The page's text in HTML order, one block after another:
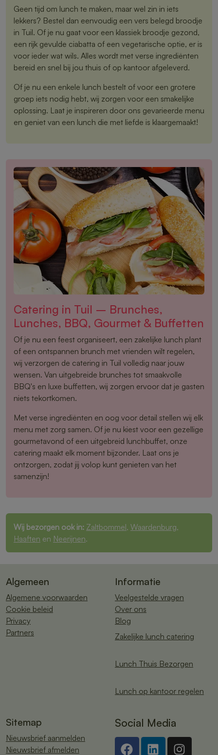
Geen tijd om lunch te maken, maar wel zin in iets
lekkers? Bestel dan eenvoudig een vers belegd broodje
in Tuil. Of je nu gaat voor een klassiek broodje gezond,
een rijk gevulde ciabatta of een vegetarische optie, er is
voor ieder wat wils. Alles wordt met verse ingrediënten
bereid en snel bij jou thuis of op kantoor afgeleverd.
Of je nu een enkele lunch bestelt of voor een grotere
groep iets nodig hebt, wij zorgen voor een smakelijke
oplossing. Laat je inspireren door ons gevarieerde menu
en geniet van een lunch die met liefde is klaargemaakt!
Catering in Tuil – Brunches,
Lunches, BBQ, Gourmet & Buffetten
Of je nu een feest organiseert, een zakelijke lunch plant
of een ontspannen brunch met vrienden wilt regelen,
wij verzorgen de catering in Tuil volledig naar jouw
wensen. Van uitgebreide brunches tot smaakvolle
BBQ's en luxe buffetten, wij zorgen ervoor dat je gasten
niets tekortkomen.
Met verse ingrediënten en oog voor detail stellen wij elk
menu met zorg samen. Of je nu kiest voor een gezellige
gourmetavond of een uitgebreid lunchbuffet, onze
catering maakt elk moment bijzonder. Laat ons je
ontzorgen, zodat jij volop kunt genieten van het
samenzijn!
Wij bezorgen ook in: Zaltbommel, Waardenburg,
Haaften en Neerijnen.
Algemeen
Algemene voorwaarden
Cookie beleid
Privacy
Partners
Informatie
Veelgestelde vragen
Over ons
Blog
Zakelijke lunch catering
Lunch Thuis Bezorgen
Lunch op kantoor regelen
Sitemap
Nieuwsbrief aanmelden
Nieuwsbrief afmelden
Social Media